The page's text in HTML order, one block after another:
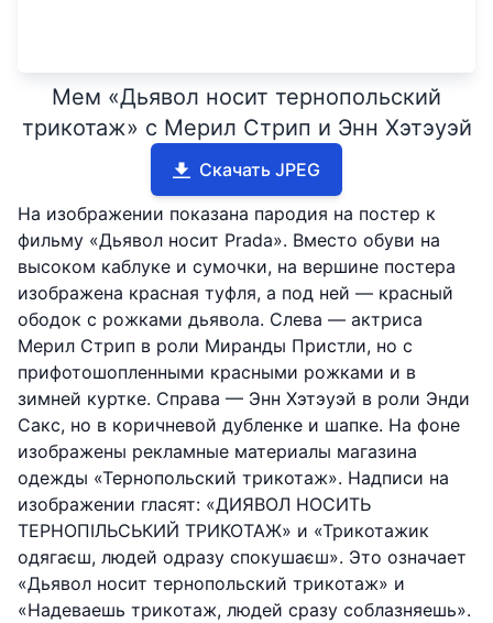
Мем «Дьявол носит тернопольский
трикотаж» с Мерил Стрип и Энн Хэтэуэй
Скачать JPEG
На изображении показана пародия на постер к
фильму «Дьявол носит Prada». Вместо обуви на
высоком каблуке и сумочки, на вершине постера
изображена красная туфля, а под ней — красный
ободок с рожками дьявола. Слева — актриса
Мерил Стрип в роли Миранды Пристли, но с
прифотошопленными красными рожками и в
зимней куртке. Справа — Энн Хэтэуэй в роли Энди
Сакс, но в коричневой дубленке и шапке. На фоне
изображены рекламные материалы магазина
одежды «Тернопольский трикотаж». Надписи на
изображении гласят: «ДИЯВОЛ НОСИТЬ
ТЕРНОПІЛЬСЬКИЙ ТРИКОТАЖ» и «Трикотажик
одягаєш, людей одразу спокушаєш». Это означает
«Дьявол носит тернопольский трикотаж» и
«Надеваешь трикотаж, людей сразу соблазняешь».